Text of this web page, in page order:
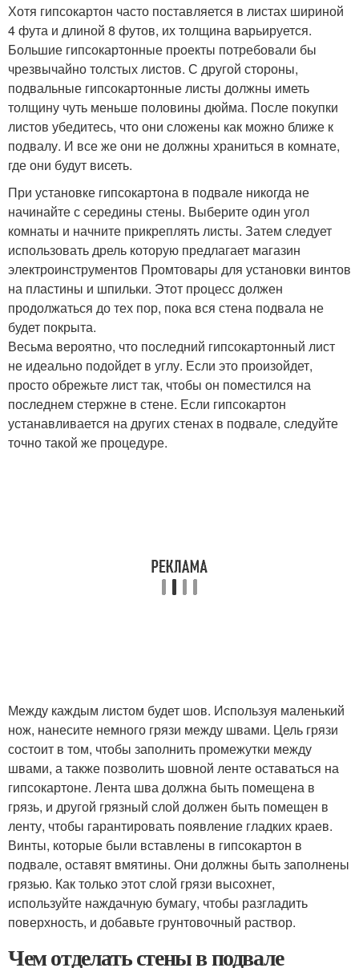
Хотя гипсокартон часто поставляется в листах шириной
4 фута и длиной 8 футов, их толщина варьируется.
Большие гипсокартонные проекты потребовали бы
чрезвычайно толстых листов. С другой стороны,
подвальные гипсокартонные листы должны иметь
толщину чуть меньше половины дюйма. После покупки
листов убедитесь, что они сложены как можно ближе к
подвалу. И все же они не должны храниться в комнате,
где они будут висеть.
При установке гипсокартона в подвале никогда не
начинайте с середины стены. Выберите один угол
комнаты и начните прикреплять листы. Затем следует
использовать дрель которую предлагает магазин
электроинструментов Промтовары для установки винтов
на пластины и шпильки. Этот процесс должен
продолжаться до тех пор, пока вся стена подвала не
будет покрыта.
Весьма вероятно, что последний гипсокартонный лист
не идеально подойдет в углу. Если это произойдет,
просто обрежьте лист так, чтобы он поместился на
последнем стержне в стене. Если гипсокартон
устанавливается на других стенах в подвале, следуйте
точно такой же процедуре.
Между каждым листом будет шов. Используя маленький
нож, нанесите немного грязи между швами. Цель грязи
состоит в том, чтобы заполнить промежутки между
швами, а также позволить шовной ленте оставаться на
гипсокартоне. Лента шва должна быть помещена в
грязь, и другой грязный слой должен быть помещен в
ленту, чтобы гарантировать появление гладких краев.
Винты, которые были вставлены в гипсокартон в
подвале, оставят вмятины. Они должны быть заполнены
грязью. Как только этот слой грязи высохнет,
используйте наждачную бумагу, чтобы разгладить
поверхность, и добавьте грунтовочный раствор.
Чем отделать стены в подвале